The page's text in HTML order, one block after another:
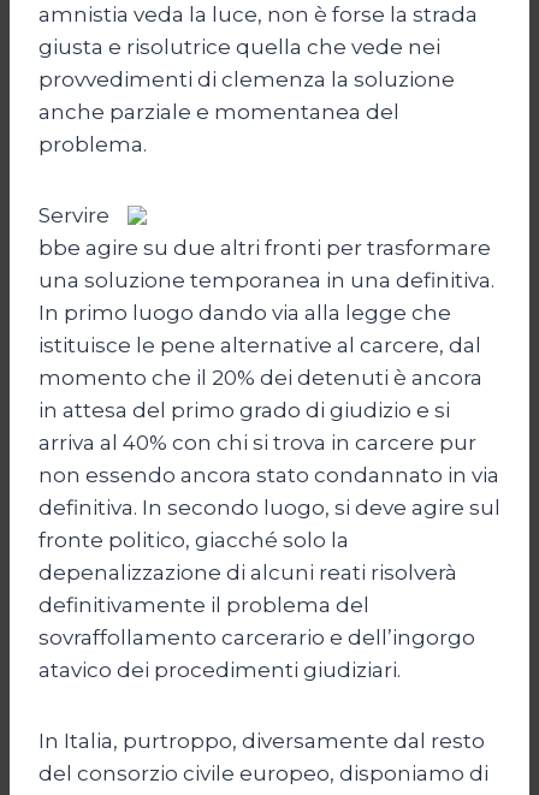
amnistia veda la luce, non è forse la strada
giusta e risolutrice quella che vede nei
provvedimenti di clemenza la soluzione
anche parziale e momentanea del
problema.
Servire
bbe agire su due altri fronti per trasformare
una soluzione temporanea in una definitiva.
In primo luogo dando via alla legge che
istituisce le pene alternative al carcere, dal
momento che il 20% dei detenuti è ancora
in attesa del primo grado di giudizio e si
arriva al 40% con chi si trova in carcere pur
non essendo ancora stato condannato in via
definitiva. In secondo luogo, si deve agire sul
fronte politico, giacché solo la
depenalizzazione di alcuni reati risolverà
definitivamente il problema del
sovraffollamento carcerario e dell’ingorgo
atavico dei procedimenti giudiziari.
In Italia, purtroppo, diversamente dal resto
del consorzio civile europeo, disponiamo di